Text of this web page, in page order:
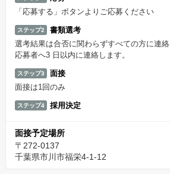
「応募する」ボタンよりご応募ください
ステップ2
書類選考
選考結果は合否に関わらずすべての方に連絡
応募者へ3 日以内に連絡します。
ステップ3
面接
面接は1回のみ
ステップ4 採用決定
面接予定場所
〒272-0137
千葉県市川市福栄4-1-12